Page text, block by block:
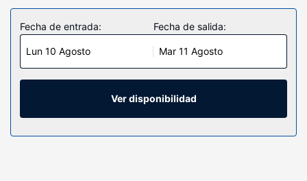
Disfruta de una agradable estancia en una de las 49
habitaciones con televisión LCD. La conexión wifi gratis te
mantendrá en contacto con los tuyos. Además, podrás
disfrutar de canales por satélite. El baño privado con
bañera o ducha está provisto de artículos de higiene
personal gratuitos y secadores de pelo. Entre las
comodidades, se incluyen caja fuerte, escritorio y teléfono
Servicios hotel
Fecha de entrada:
Lun 10 Agosto
Fecha de salida:
Mar 11 Agosto
Ver disponibilidad